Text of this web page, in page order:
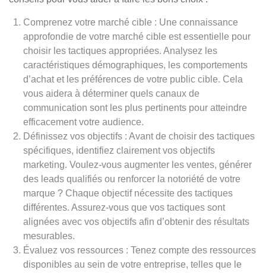
Comprenez votre marché cible : Une connaissance
approfondie de votre marché cible est essentielle pour
choisir les tactiques appropriées. Analysez les
caractéristiques démographiques, les comportements
d’achat et les préférences de votre public cible. Cela
vous aidera à déterminer quels canaux de
communication sont les plus pertinents pour atteindre
efficacement votre audience.
Définissez vos objectifs : Avant de choisir des tactiques
spécifiques, identifiez clairement vos objectifs
marketing. Voulez-vous augmenter les ventes, générer
des leads qualifiés ou renforcer la notoriété de votre
marque ? Chaque objectif nécessite des tactiques
différentes. Assurez-vous que vos tactiques sont
alignées avec vos objectifs afin d’obtenir des résultats
mesurables.
Évaluez vos ressources : Tenez compte des ressources
disponibles au sein de votre entreprise, telles que le